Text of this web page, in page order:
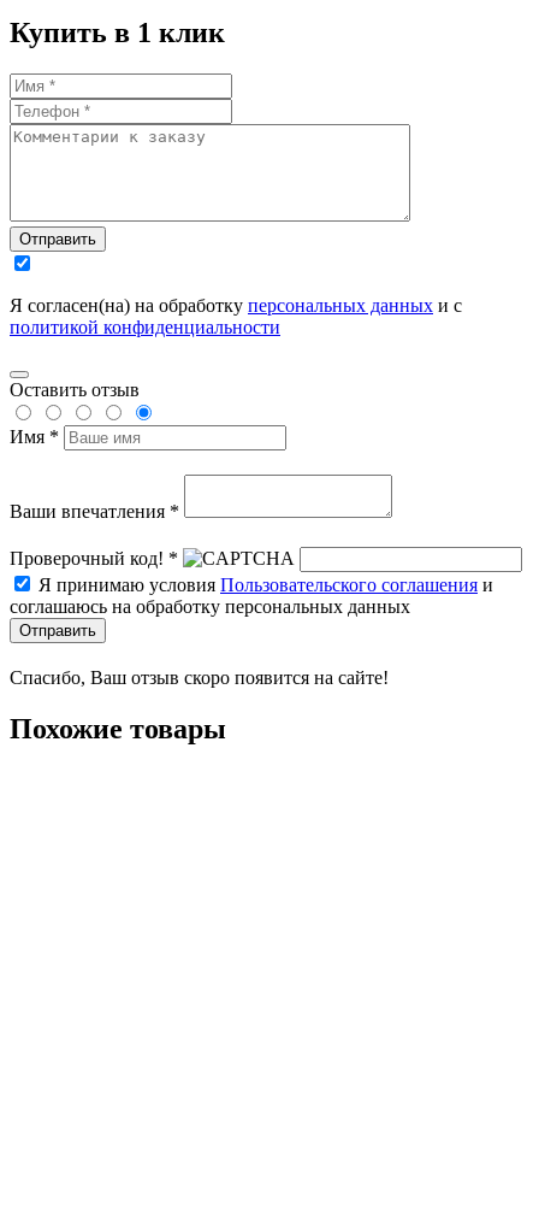
Купить в 1 клик
Отправить
Я согласен(на) на обработку персональных данных и с
политикой конфиденциальности
Оставить отзыв
Имя *
Ваши впечатления *
Проверочный код! *
Я принимаю условия Пользовательского соглашения и
соглашаюсь на обработку персональных данных
Отправить
Спасибо, Ваш отзыв скоро появится на сайте!
Похожие товары